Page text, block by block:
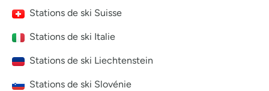
Stations de ski Suisse
Stations de ski Italie
Stations de ski Liechtenstein
Stations de ski Slovénie